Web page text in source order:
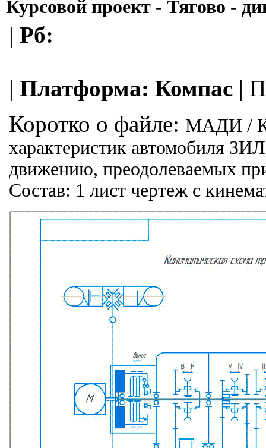
Курсовой проект - Тягово -
| Рб:
| Платформа: Компас |
Коротко о файле: МАДИ /
характеристик автомобиля
движению, преодолеваемых
Состав: 1 лист чертеж с